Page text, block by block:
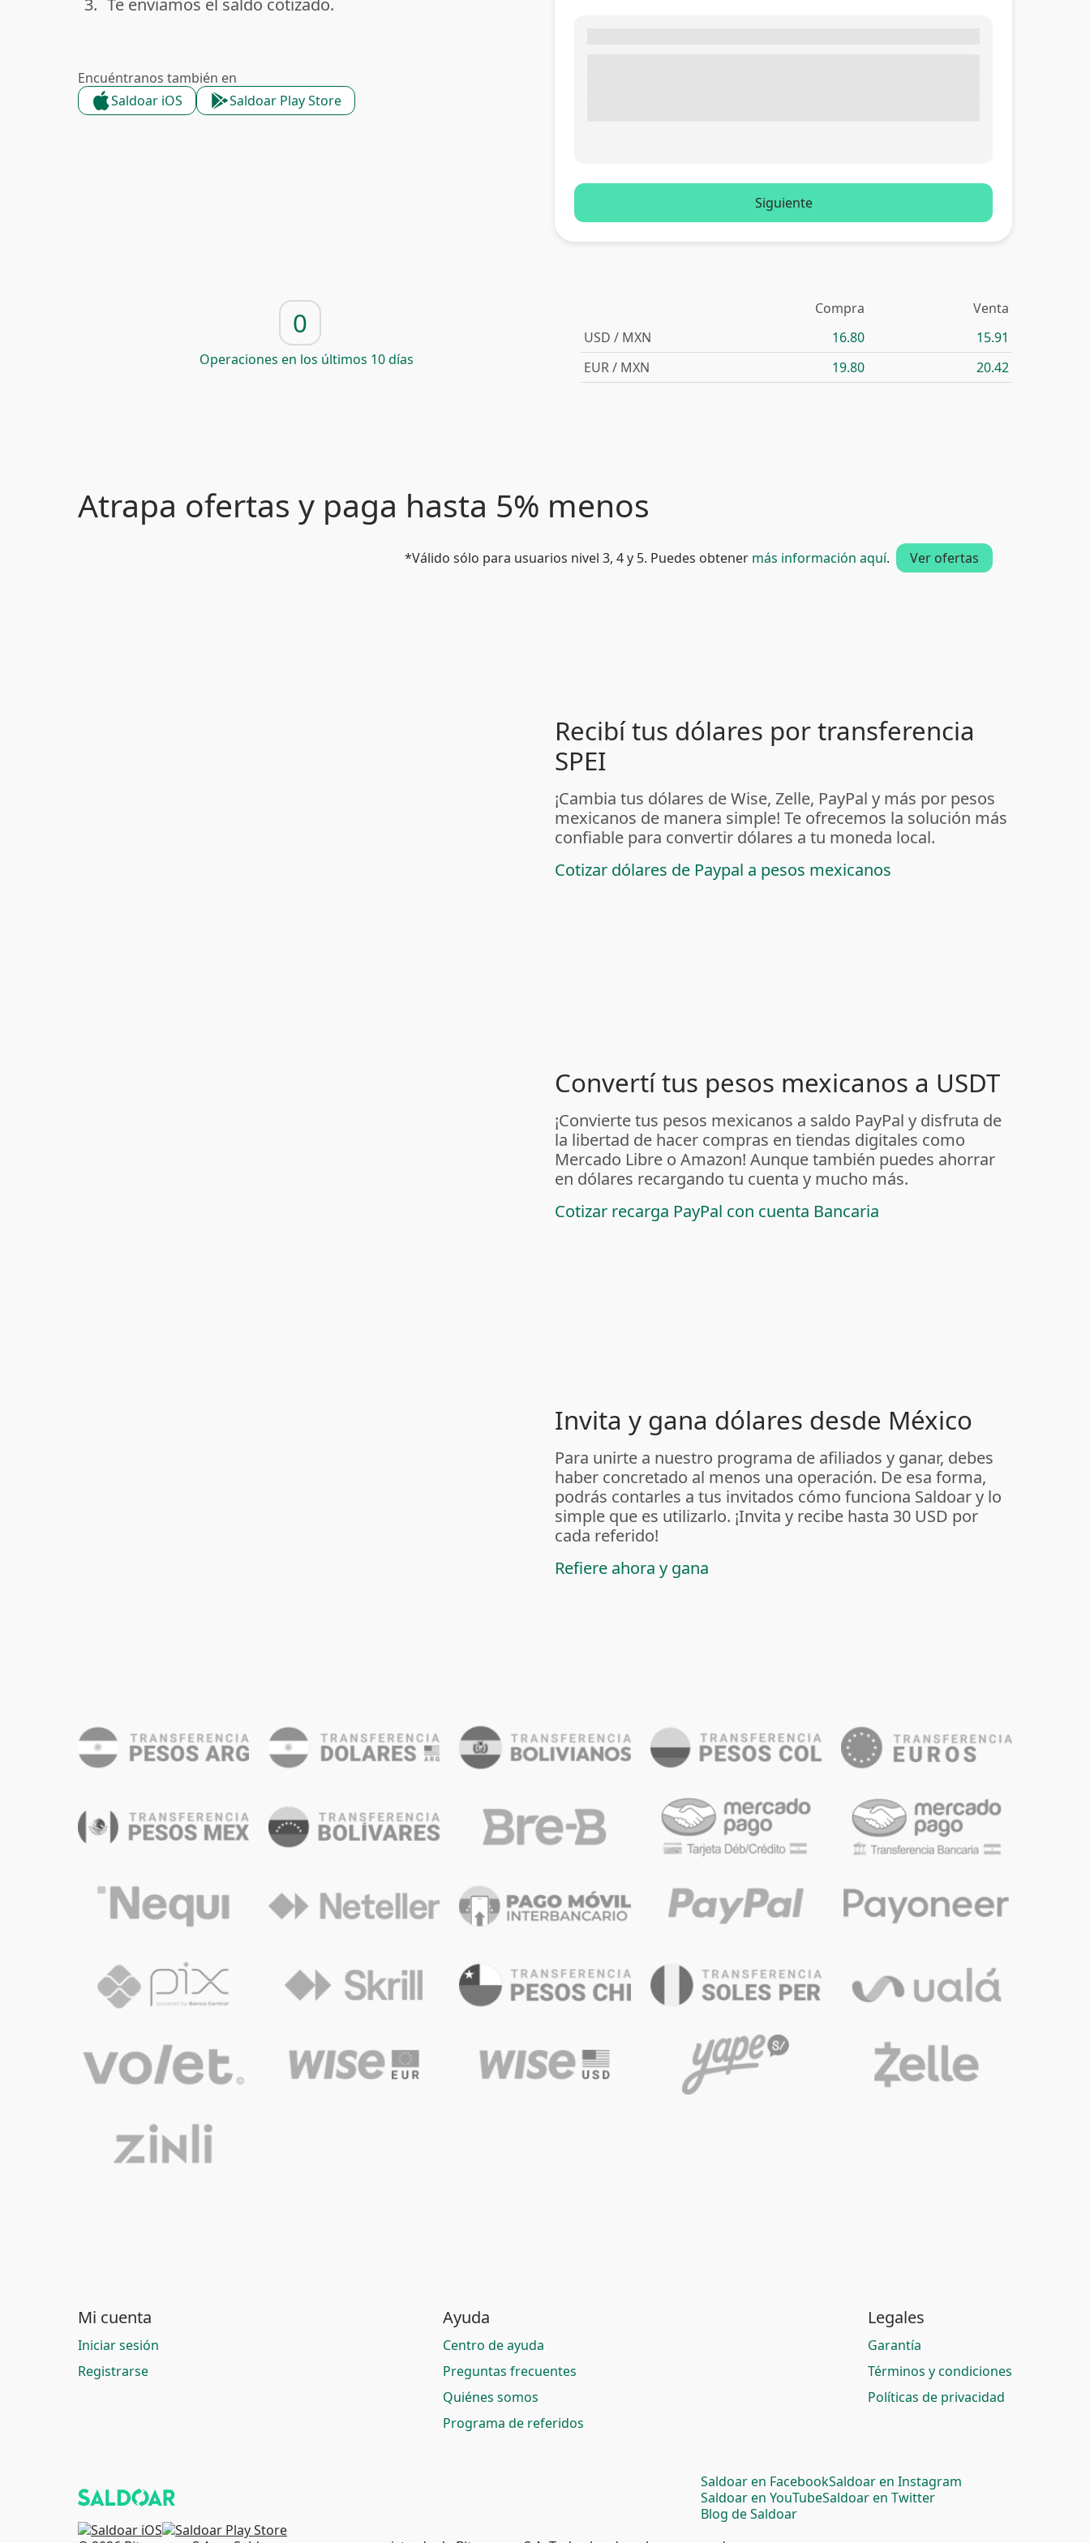
done
3. Te enviamos el saldo cotizado.
Encuéntranos también en
Saldoar iOS
Saldoar Play Store
Siguiente
0
Operaciones en los últimos 10 días
Compra
Venta
USD / MXN
16.80
15.91
EUR / MXN
19.80 20.42
Atrapa ofertas y paga hasta 5% menos
*Válido sólo para usuarios nivel 3, 4 y 5. Puedes obtener más información aquí. Ver ofertas
Recibí tus dólares por transferencia
SPEI
¡Cambia tus dólares de Wise, Zelle, PayPal y más por pesos
mexicanos de manera simple! Te ofrecemos la solución más
confiable para convertir dólares a tu moneda local.
Cotizar dólares de Paypal a pesos mexicanos
Convertí tus pesos mexicanos a USDT
¡Convierte tus pesos mexicanos a saldo PayPal y disfruta de
la libertad de hacer compras en tiendas digitales como
Mercado Libre o Amazon! Aunque también puedes ahorrar
en dólares recargando tu cuenta y mucho más.
Cotizar recarga PayPal con cuenta Bancaria
Invita y gana dólares desde México
Para unirte a nuestro programa de afiliados y ganar, debes
haber concretado al menos una operación. De esa forma,
podrás contarles a tus invitados cómo funciona Saldoar y lo
simple que es utilizarlo. ¡Invita y recibe hasta 30 USD por
cada referido!
Refiere ahora y gana
Mi cuenta
Iniciar sesión
Registrarse
Ayuda
Centro de ayuda
Preguntas frecuentes
Quiénes somos
Programa de referidos
Legales
Garantía
Términos y condiciones
Políticas de privacidad
Saldoar en FacebookSaldoar en Instagram
Saldoar en YouTubeSaldoar en Twitter
Blog de Saldoar